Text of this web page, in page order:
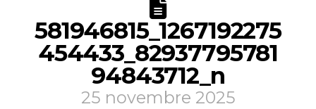
581946815_1267192275
454433_82937795781
94843712_n
25 novembre 2025